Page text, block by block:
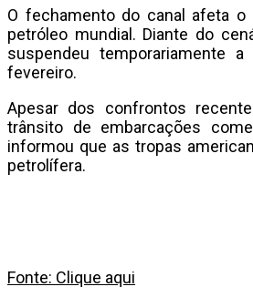
O fechamento do canal afeta
petróleo mundial. Diante do
suspendeu temporariamente
fevereiro.
Apesar dos confrontos
trânsito de embarcações
informou que as tropas
petrolífera.
Fonte: Clique aqui